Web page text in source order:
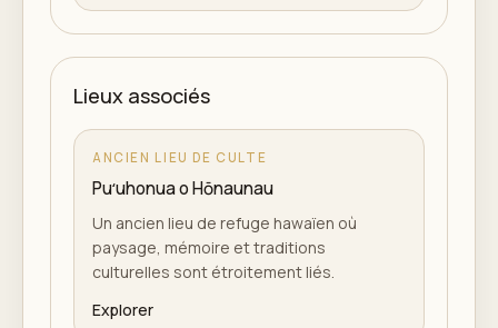
Lieux associés
ANCIEN LIEU DE CULTE
Puʻuhonua o Hōnaunau
Un ancien lieu de refuge hawaïen où
paysage, mémoire et traditions
culturelles sont étroitement liés.
Explorer